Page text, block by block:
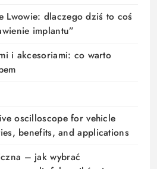
Lwowie: dlaczego dziś to coś
implantu”
i akcesoriami: co warto
oscilloscope for vehicle
benefits, and applications
– jak wybrać